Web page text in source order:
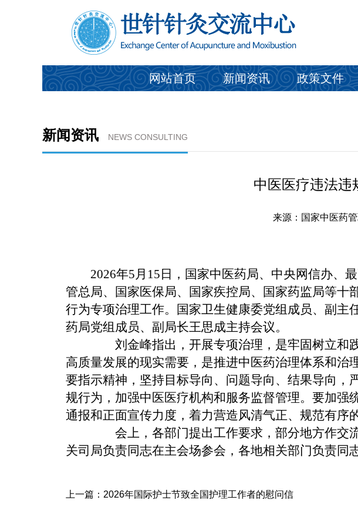
网站首页 新闻资讯 政策文件
新闻资讯 NEWS CONSULTING
中医医疗违法违
来源：国家中医药
2026年5月15日，国家中医药局、中央网信办、
管总局、国家医保局、国家疾控局、国家药监局等
行为专项治理工作。国家卫生健康委党组成员、副
药局党组成员、副局长王思成主持会议。
刘金峰指出，开展专项治理，是牢固树立和
高质量发展的现实需要，是推进中医药治理体系和
要指示精神，坚持目标导向、问题导向、结果导向
规行为，加强中医医疗机构和服务监督管理。要加强
通报和正面宣传力度，着力营造风清气正、规范有序
会上，各部门提出工作要求，部分地方作交
关司局负责同志在主会场参会，各地相关部门负责同
上一篇： 2026年国际护士节致全国护理工作者的慰问信